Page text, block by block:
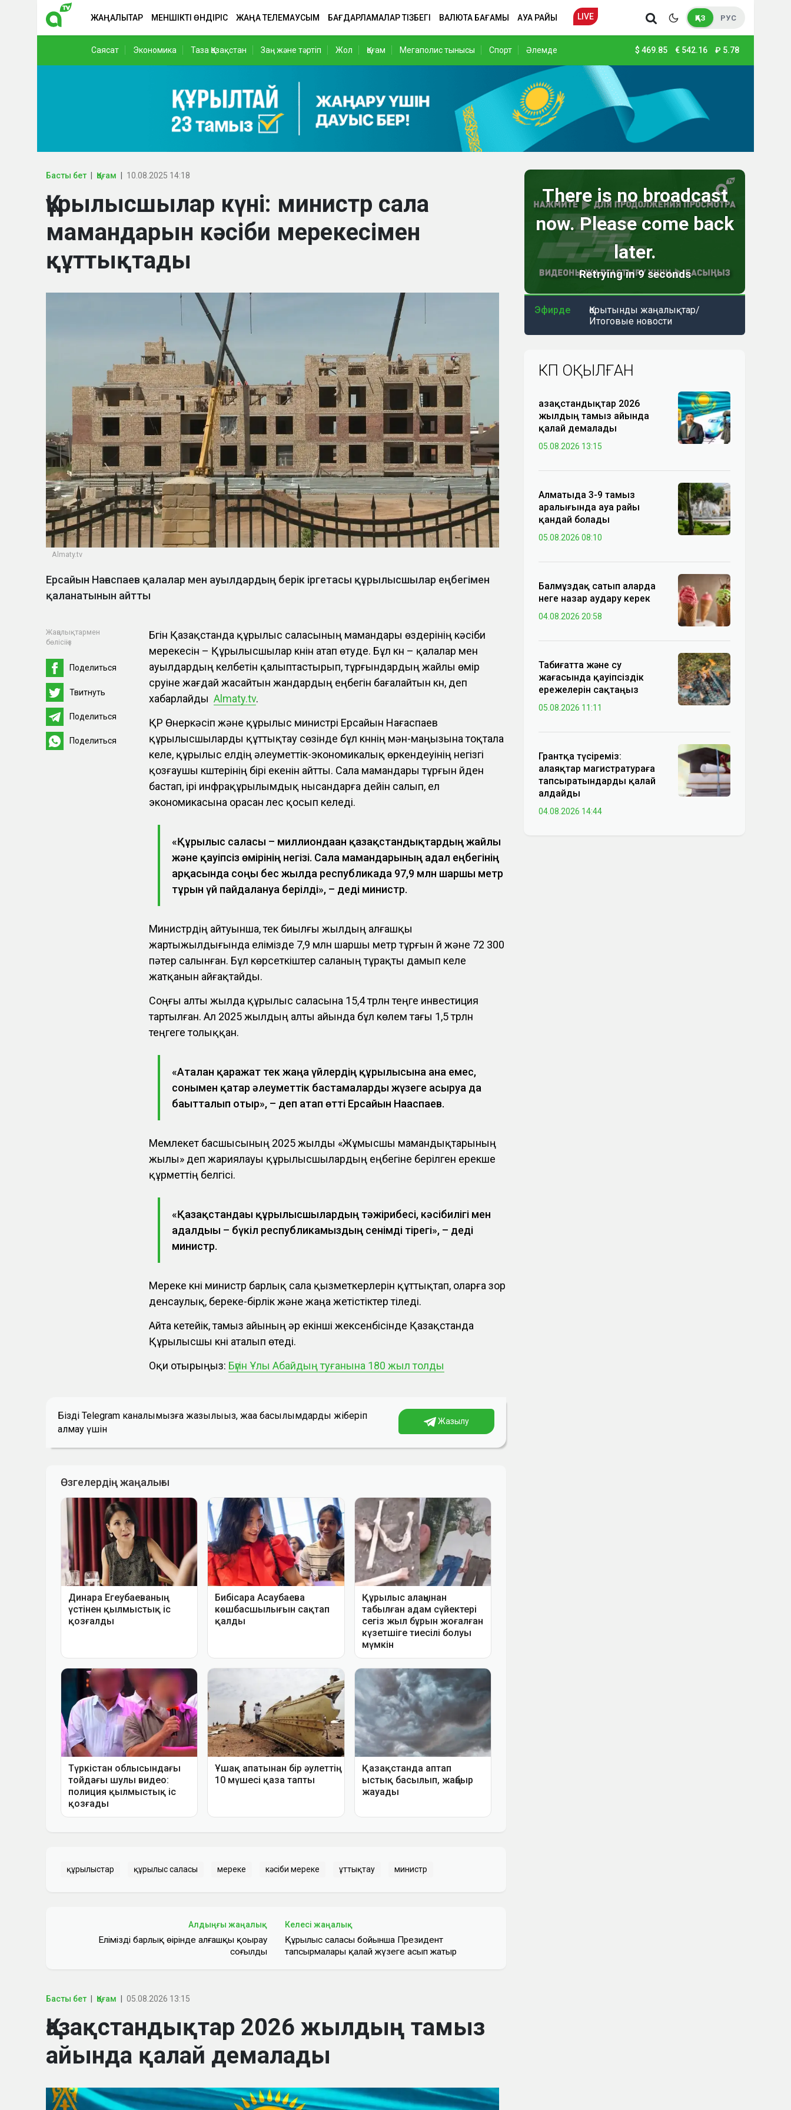
ЖАҢАЛЫҚТАР МЕНШІКТІ ӨНДІРІС ЖАҢА ТЕЛЕМАУСЫМ БАҒДАРЛАМАЛАР ТІЗБЕГІ ВАЛЮТА БАҒАМЫ АУА РАЙЫ LIVE ҚАЗ РУС
Саясат Экономика Таза Қазақстан Заң және тәртіп Жол Қоғам Мегаполис тынысы Спорт Әлемде $ 469.85 € 542.16 ₽ 5.78
Басты бет Қоғам 10.08.2025 14:18
Құрылысшылар күні: министр сала
мамандарын кәсіби мерекесімен
құттықтады
Аlmaty.tv
Ерсайын Нағаспаев қалалар мен ауылдардың берік іргетасы құрылысшылар еңбегімен
қаланатынын айтты
Жаңалықтармен
бөлісіңіз
Поделиться
Твитнуть
Поделиться
Поделиться
Бүгін Қазақстанда құрылыс саласының мамандары өздерінің кәсіби
мерекесін – Құрылысшылар күнін атап өтуде. Бұл күн – қалалар мен
ауылдардың келбетін қалыптастырып, тұрғындардың жайлы өмір
сүруіне жағдай жасайтын жандардың еңбегін бағалайтын күн, деп
хабарлайдыАlmaty.tv.
ҚР Өнеркәсіп және құрылыс министрі Ерсайын Нағаспаев
құрылысшыларды құттықтау сөзінде бұл күннің мән-маңызына тоқтала
келе, құрылыс елдің әлеуметтік-экономикалық өркендеуінің негізгі
қозғаушы күштерінің бірі екенін айтты. Сала мамандары тұрғын үйден
бастап, ірі инфрақұрылымдық нысандарға дейін салып, ел
экономикасына орасан үлес қосып келеді.
«Құрылыс саласы – миллиондаған қазақстандықтардың жайлы
және қауіпсіз өмірінің негізі. Сала мамандарының адал еңбегінің
арқасында соңғы бес жылда республикада 97,9 млн шаршы метр
тұрғын үй пайдалануға берілді», – деді министр.
Министрдің айтуынша, тек биылғы жылдың алғашқы
жартыжылдығында елімізде 7,9 млн шаршы метр тұрғын үй және 72 300
пәтер салынған. Бұл көрсеткіштер саланың тұрақты дамып келе
жатқанын айғақтайды.
Соңғы алты жылда құрылыс саласына 15,4 трлн теңге инвестиция
тартылған. Ал 2025 жылдың алты айында бұл көлем тағы 1,5 трлн
теңгеге толыққан.
«Аталған қаражат тек жаңа үйлердің құрылысына ғана емес,
сонымен қатар әлеуметтік бастамаларды жүзеге асыруға да
бағытталып отыр», – деп атап өтті Ерсайын Нағаспаев.
Мемлекет басшысының 2025 жылды «Жұмысшы мамандықтарының
жылы» деп жариялауы құрылысшылардың еңбегіне берілген ерекше
құрметтің белгісі.
«Қазақстандағы құрылысшылардың тәжірибесі, кәсібилігі мен
адалдығы – бүкіл республикамыздың сенімді тірегі», – деді
министр.
Мереке күні министр барлық сала қызметкерлерін құттықтап, оларға зор
денсаулық, береке-бірлік және жаңа жетістіктер тіледі.
Айта кетейік, тамыз айының әр екінші жексенбісінде Қазақстанда
Құрылысшы күні аталып өтеді.
Оқи отырыңыз: Бүгін Ұлы Абайдың туғанына 180 жыл толды
Біздің Telegram каналымызға жазылыңыз, жаңа басылымдарды жіберіп
алмау үшін
Жазылу
құрылыстар құрылыс саласы мереке кәсіби мереке Құттықтау министр
Алдыңғы жаңалық
Еліміздің барлық өңірінде алғашқы қоңырау
соғылды
Келесі жаңалық
Құрылыс саласы бойынша Президент
тапсырмалары қалай жүзеге асып жатыр
Басты бет Қоғам 05.08.2026 13:15
Қазақстандықтар 2026 жылдың тамыз
айында қалай демалады
Эфирде
Қорытынды жаңалықтар/
Итоговые новости
КӨП ОҚЫЛҒАН
Қазақстандықтар 2026
жылдың тамыз айында
қалай демалады
05.08.2026 13:15
Алматыда 3-9 тамыз
аралығында ауа райы
қандай болады
05.08.2026 08:10
Балмұздақ сатып аларда
неге назар аудару керек
04.08.2026 20:58
Табиғатта және су
жағасында қауіпсіздік
ережелерін сақтаңыз
05.08.2026 11:11
Грантқа түсіреміз:
алаяқтар магистратураға
тапсыратындарды қалай
алдайды
04.08.2026 14:44